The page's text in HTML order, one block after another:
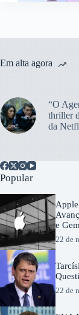
Em alta agora
“O
thriller
da
Popular
e
22 de
22 de